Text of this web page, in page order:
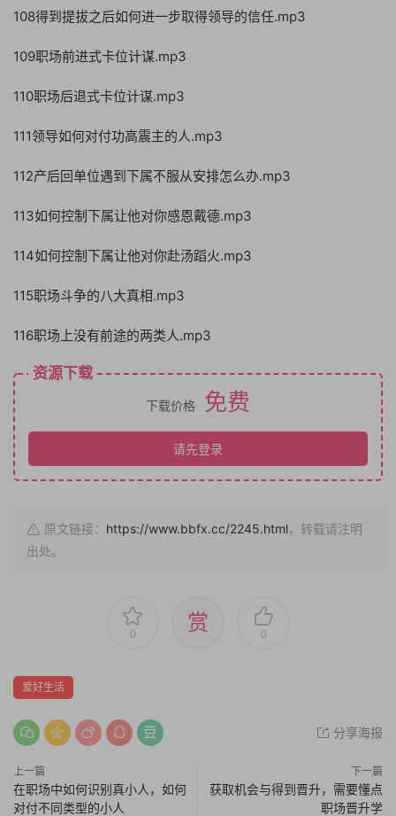
108得到提拔之后如何进一步取得领导的信任.mp3
109职场前进式卡位计谋.mp3
110职场后退式卡位计谋.mp3
111领导如何对付功高震主的人.mp3
112产后回单位遇到下属不服从安排怎么办.mp3
113如何控制下属让他对你感恩戴德.mp3
114如何控制下属让他对你赴汤蹈火.mp3
115职场斗争的八大真相.mp3
116职场上没有前途的两类人.mp3
资源下载
下载价格 免费
请先登录
原文链接： https://www.bbfx.cc/2245.html，转载请注明
出处。
0 赏 0
爱好生活
分享海报
上一篇
在职场中如何识别真小人，如何
对付不同类型的小人
下一篇
获取机会与得到晋升，需要懂点
职场晋升学